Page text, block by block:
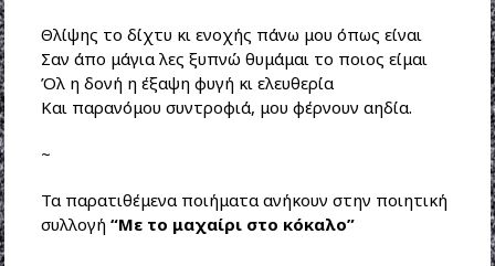
Θλίψης το δίχτυ κι ενοχής πάνω μου όπως είναι
Σαν άπο μάγια λες ξυπνώ θυμάμαι το ποιος είμαι
Όλ η δονή η έξαψη φυγή κι ελευθερία
Και παρανόμου συντροφιά, μου φέρνουν αηδία.
~
Τα παρατιθέμενα ποιήματα ανήκουν στην ποιητική
συλλογή “Με το μαχαίρι στο κόκαλο”